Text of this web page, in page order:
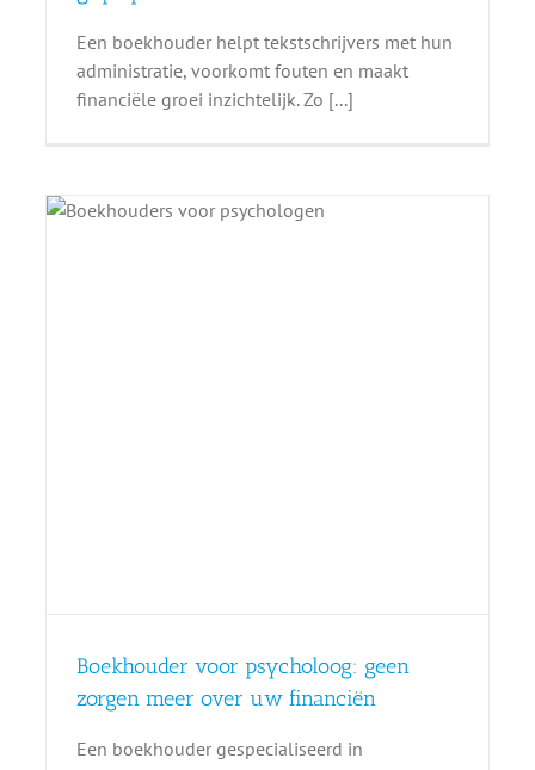
Een boekhouder helpt tekstschrijvers met hun
administratie, voorkomt fouten en maakt
financiële groei inzichtelijk. Zo [...]
Boekhouder voor psycholoog: geen
zorgen meer over uw financiën
Een boekhouder gespecialiseerd in